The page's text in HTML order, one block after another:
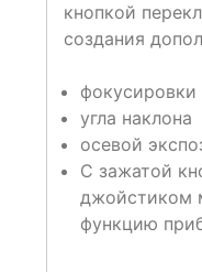
кнопкой
создания
фокусировки
угла наклона
осевой
С зажатой
джойстиком
функцию